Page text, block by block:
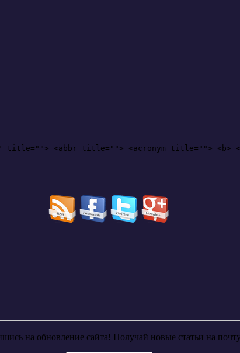
title=""> <abbr title=""> <acronym title=""> <b>
на обновление сайта! Получай новые статьи на